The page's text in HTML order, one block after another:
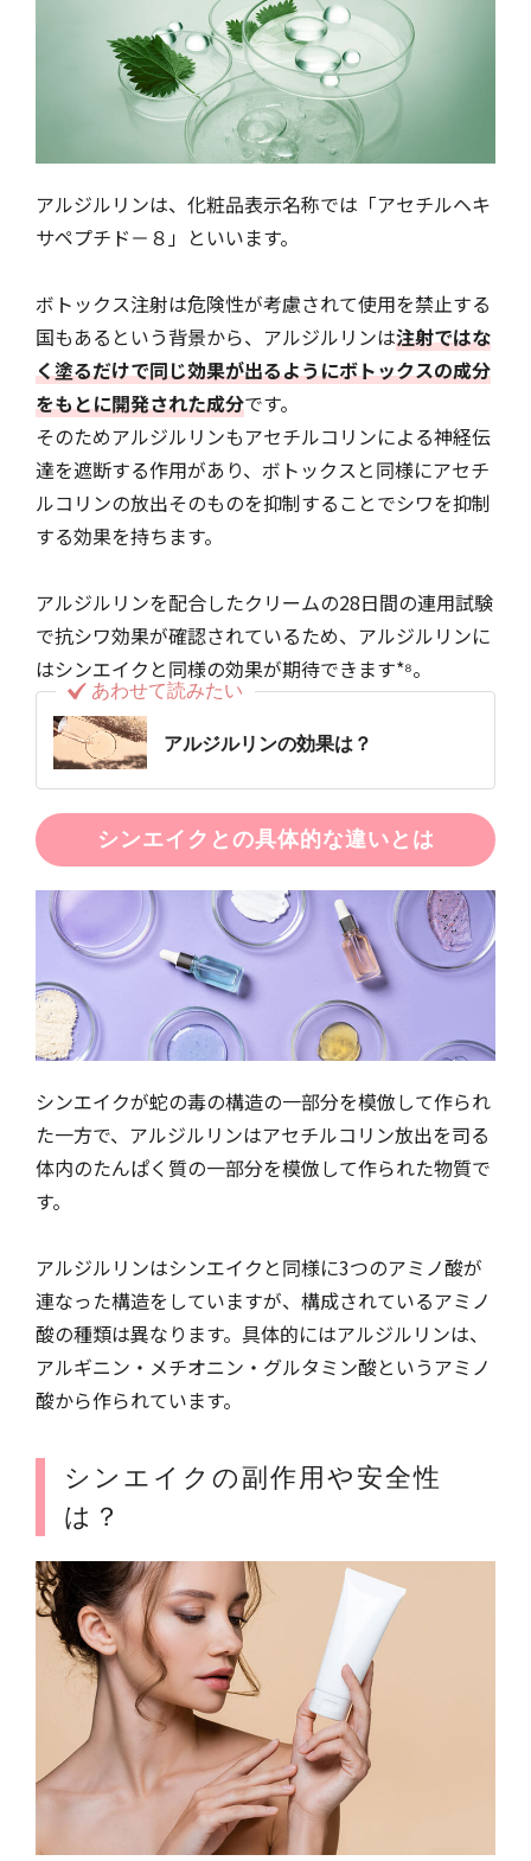
アルジルリンは、化粧品表示名称では「アセチルヘキ
サペプチド－８」といいます。
ボトックス注射は危険性が考慮されて使用を禁止する
国もあるという背景から、アルジルリンは注射ではな
く塗るだけで同じ効果が出るようにボトックスの成分
をもとに開発された成分です。
そのためアルジルリンもアセチルコリンによる神経伝
達を遮断する作用があり、ボトックスと同様にアセチ
ルコリンの放出そのものを抑制することでシワを抑制
する効果を持ちます。
アルジルリンを配合したクリームの28日間の連用試験
で抗シワ効果が確認されているため、アルジルリンに
はシンエイクと同様の効果が期待できます*⁸。
あわせて読みたい
アルジルリンの効果は？
シンエイクとの具体的な違いとは
シンエイクが蛇の毒の構造の一部分を模倣して作られ
た一方で、アルジルリンはアセチルコリン放出を司る
体内のたんぱく質の一部分を模倣して作られた物質で
す。
アルジルリンはシンエイクと同様に3つのアミノ酸が
連なった構造をしていますが、構成されているアミノ
酸の種類は異なります。具体的にはアルジルリンは、
アルギニン・メチオニン・グルタミン酸というアミノ
酸から作られています。
シンエイクの副作用や安全性
は？